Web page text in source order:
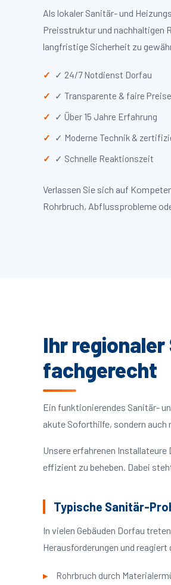
Als lokaler Sanitär- und
Preisstruktur und nachhaltigen
langfristige Sicherheit zu
✓ 24/7 Notdienst Dorfau
✓ Transparente & faire Preise
✓ Über 15 Jahre Erfahrung
✓ Moderne Technik &
✓ Schnelle Reaktionszeit
Verlassen Sie sich auf
Rohrbruch, Abflussprobleme
Ihr
fachgerecht
Ein funktionierendes Sanitär-
akute Soforthilfe, sondern auch
Unsere erfahrenen
effizient zu beheben. Dabei
Typische Sanitär-
In vielen Gebäuden Dorfau
Herausforderungen und reagiert
Rohrbruch durch